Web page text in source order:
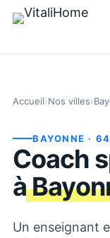
Accueil›Nos villes›
BAYONNE · 64
Coach
à
Un enseignant